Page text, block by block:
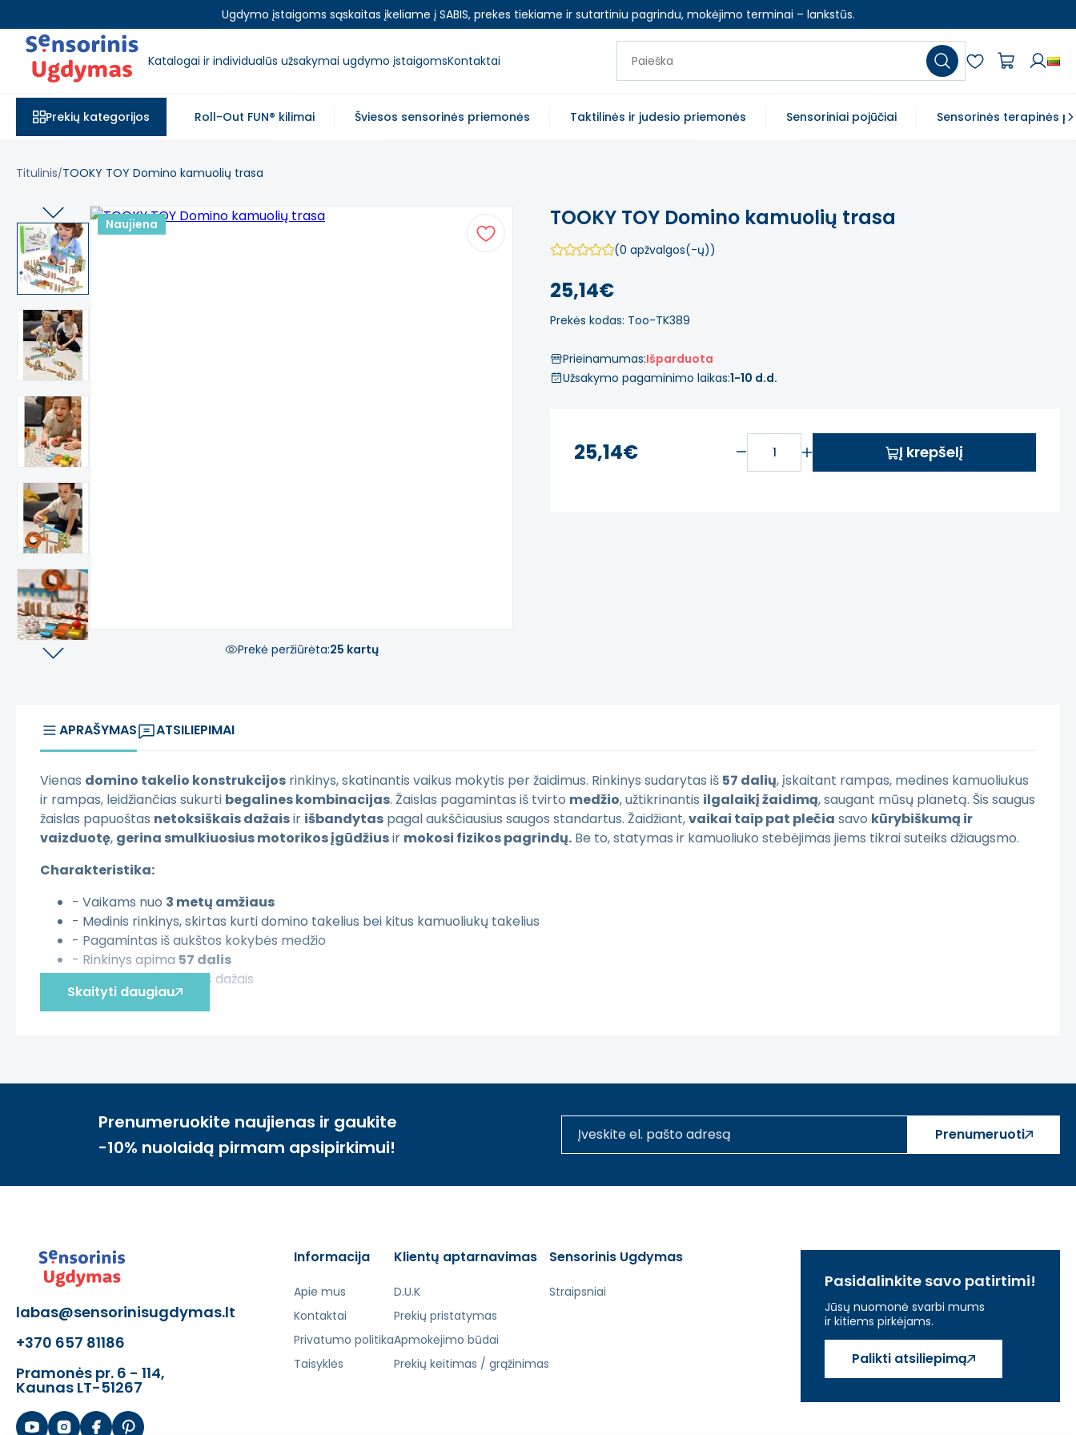
Ugdymo įstaigoms sąskaitas įkeliame į SABIS, prekes tiekiame ir sutartiniu pagrindu, mokėjimo terminai – lankstūs.
Katalogai ir individualūs užsakymai ugdymo įstaigomsKontaktai
Prekių kategorijos Roll-Out FUN® kilimai Šviesos sensorinės priemonės Taktilinės ir judesio priemonės Sensoriniai pojūčiai Sensorinės terapinės
Titulinis TOOKY TOY Domino kamuolių trasa
Naujiena
Prekė peržiūrėta:25 kartų
TOOKY TOY Domino kamuolių trasa
(0 apžvalgos(-ų))
25,14€
Prekės kodas: Too-TK389
Prieinamumas:Išparduota
Užsakymo pagaminimo laikas:1-10 d.d.
25,14€ Į krepšelį
APRAŠYMAS ATSILIEPIMAI
Vienas domino takelio konstrukcijos rinkinys, skatinantis vaikus mokytis per žaidimus. Rinkinys sudarytas iš 57 dalių, įskaitant rampas, medines kamuoliukus
ir rampas, leidžiančias sukurti begalines kombinacijas. Žaislas pagamintas iš tvirto medžio, užtikrinantis ilgalaikį žaidimą, saugant mūsų planetą. Šis saugus
žaislas papuoštas netoksiškais dažaisir išbandytas pagal aukščiausius saugos standartus. Žaidžiant,vaikai taip pat plečia savo kūrybiškumą ir
vaizduotę, gerina smulkiuosius motorikos įgūdžiusir mokosi fizikos pagrindų. Be to, statymas ir kamuoliuko stebėjimas jiems tikrai suteiks džiaugsmo.
Charakteristika:
- Vaikams nuo 3 metų amžiaus
- Medinis rinkinys, skirtas kurti domino takelius bei kitus kamuoliukų takelius
- Pagamintas iš aukštos kokybės medžio
- Rinkinys apima 57 dalis
- Dažytas netoksiškais dažais
Žaislas skatina:
- Kūrybiškumą
- Vaizduotę
- Nepriklausomybę
produktus, pagamintus su vaiko saugumu omenyje. Tooky Toy žaislai turi daugybę sertifikatų, patvirtinančių šių aplinkai draugiškų produktų saugumą. Gerai
Šis aprašymas išverstas naudojant dirbtinį intelektą. Atsiprašome už galimas klaidas, vyksta redagavimas.
Skaityti daugiau
Prenumeruokite naujienas ir gaukite
-10% nuolaidą pirmam apsipirkimui!
Prenumeruoti
labas@sensorinisugdymas.lt
+370 657 81186
Pramonės pr. 6 - 114,
Kaunas LT-51267
Informacija
Apie mus
Kontaktai
Privatumo politika
Taisyklės
Klientų aptarnavimas
D.U.K
Prekių pristatymas
Apmokėjimo būdai
Prekių keitimas / grąžinimas
Sensorinis Ugdymas
Straipsniai
Pasidalinkite savo patirtimi!
Jūsų nuomonė svarbi mums
ir kitiems pirkėjams.
Palikti atsiliepimą